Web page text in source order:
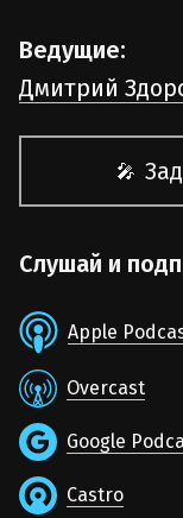
Ведущие:
Дмитрий
🎤
Слушай и
Apple
Overcast
Google
Castro